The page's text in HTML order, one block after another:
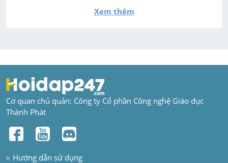
Xem thêm
Cơ quan chủ quản: Công ty Cổ phần Công nghệ Giáo dục
Thành Phát
Hướng dẫn sử dụng